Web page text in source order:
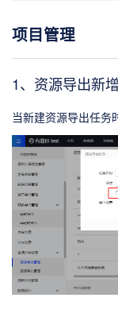
项目管理
1、资源导出新
当新建资源导出任务